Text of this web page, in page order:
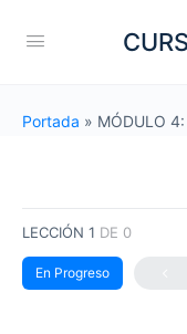
Portada » MÓDULO 4:
LECCIÓN 1 DE 0
En Progreso